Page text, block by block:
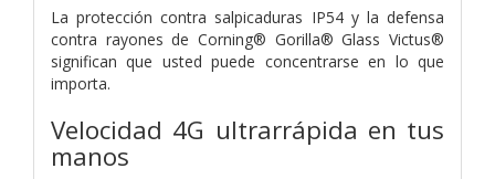
La protección contra salpicaduras IP54 y la defensa
contra rayones de Corning® Gorilla® Glass Victus®
significan que usted puede concentrarse en lo que
importa.
Velocidad 4G ultrarrápida en tus
manos